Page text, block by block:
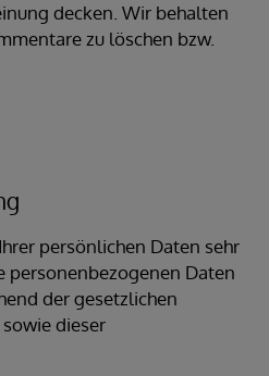
decken. Wir behalten
zu löschen bzw.
persönlichen Daten sehr
personenbezogenen Daten
der gesetzlichen
dieser